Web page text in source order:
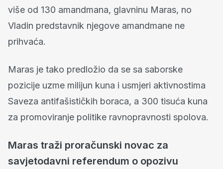
više od 130 amandmana, glavninu Maras, no
Vladin predstavnik njegove amandmane ne
prihvaća.
Maras je tako predložio da se sa saborske
pozicije uzme milijun kuna i usmjeri aktivnostima
Saveza antifašističkih boraca, a 300 tisuća kuna
za promoviranje politike ravnopravnosti spolova.
Maras traži proračunski novac za
savjetodavni referendum o opozivu